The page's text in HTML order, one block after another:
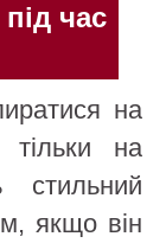
час
на
тільки на
стильний
якщо він